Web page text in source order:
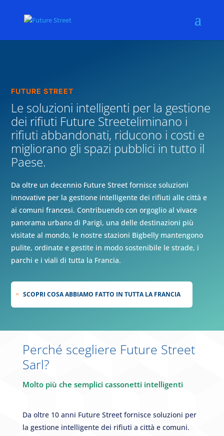
FUTURE STREET
Le soluzioni intelligenti per la gestione
dei rifiuti Future Streeteliminano i
rifiuti abbandonati, riducono i costi e
migliorano gli spazi pubblici in tutto il
Paese.
Da oltre un decennio Future Street fornisce soluzioni
innovative per la gestione intelligente dei rifiuti alle città e
ai comuni francesi. Contribuendo con orgoglio al vivace
panorama urbano di Parigi, una delle destinazioni più
visitate al mondo, le nostre stazioni Bigbelly mantengono
pulite, ordinate e gestite in modo sostenibile le strade, i
parchi e i viali di tutta la Francia.
SCOPRI COSA ABBIAMO FATTO IN TUTTA LA FRANCIA
Perché scegliere Future Street
Sarl?
Molto più che semplici cassonetti intelligenti
Da oltre 10 anni Future Street fornisce soluzioni per
la gestione intelligente dei rifiuti a città e comuni.